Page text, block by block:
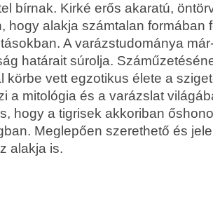
bírnak. Kirké erős akaratú,
hogy alakja számtalan formában
A varázstudománya
határait súrolja.
körbe vett egzotikus élete a
a mitológia és a varázslat
hogy a tigrisek akkoriban
Meglepően szerethető és
alakja is.